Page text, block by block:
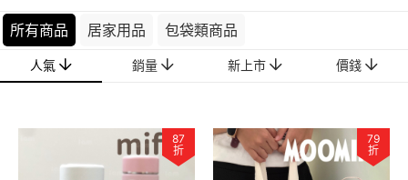
所有商品 居家用品 包袋類商品
人氣 銷量 新上市 價錢
87
折
79
折